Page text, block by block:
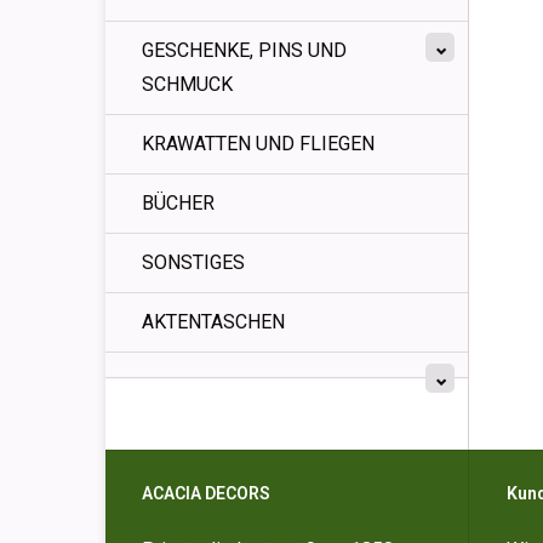
GESCHENKE, PINS UND
SCHMUCK
KRAWATTEN UND FLIEGEN
BÜCHER
SONSTIGES
AKTENTASCHEN
ACACIA DECORS